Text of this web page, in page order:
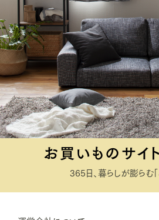
お買いものサイ
365日、暮らしが膨らむ「